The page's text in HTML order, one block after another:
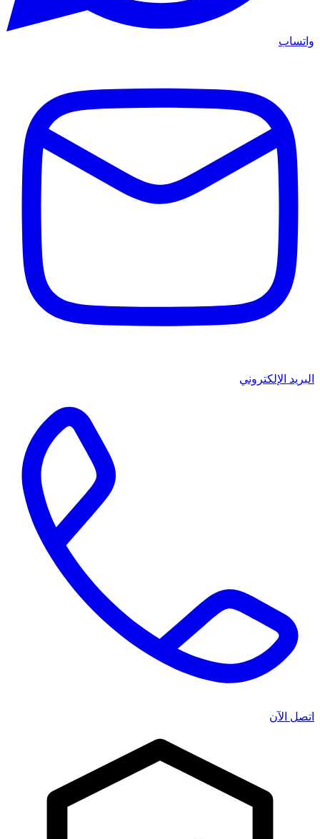
واتساب
البريد الإلكتروني
اتصل الآن